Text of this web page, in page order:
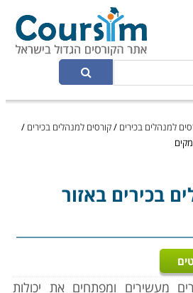
למנהלים בכירים /קורסים למנהלים בכירים /
בכירים באזור
מעשירים ומפתחים את יכולות